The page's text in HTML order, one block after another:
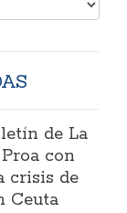
de La
con
crisis de
Ceuta